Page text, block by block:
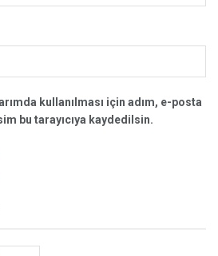
kullanılması için adım, e-posta
bu tarayıcıya kaydedilsin.